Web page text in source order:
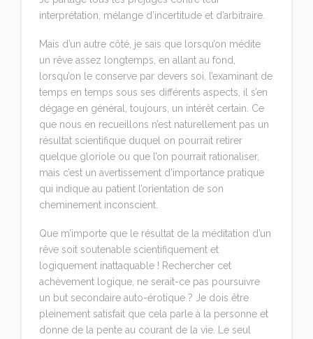
interprétation, mélange d’incertitude et d’arbitraire.
Mais d’un autre côté, je sais que lorsqu’on médite
un rêve assez longtemps, en allant au fond,
lorsqu’on le conserve par devers soi, l’examinant de
temps en temps sous ses différents aspects, il s’en
dégage en général, toujours, un intérêt certain. Ce
que nous en recueillons n’est naturellement pas un
résultat scientifique duquel on pourrait retirer
quelque gloriole ou que l’on pourrait rationaliser,
mais c’est un avertissement d’importance pratique
qui indique au patient l’orientation de son
cheminement inconscient.
Que m’importe que le résultat de la méditation d’un
rêve soit soutenable scientifiquement et
logiquement inattaquable ! Rechercher cet
achèvement logique, ne serait-ce pas poursuivre
un but secondaire auto-érotique ? Je dois être
pleinement satisfait que cela parle à la personne et
donne de la pente au courant de la vie. Le seul